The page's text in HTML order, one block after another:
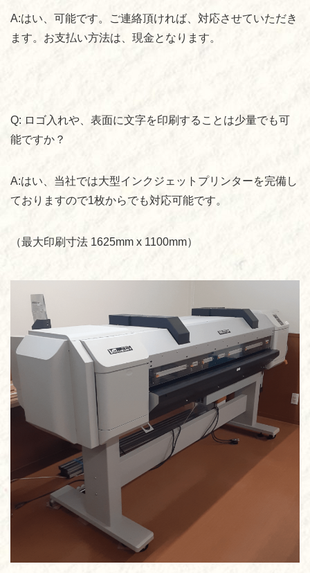
A:はい、可能です。ご連絡頂ければ、対応させていただき
ます。お支払い方法は、現金となります。
Q: ロゴ入れや、表面に文字を印刷することは少量でも可
能ですか？
A:はい、当社では大型インクジェットプリンターを完備し
ておりますので1枚からでも対応可能です。
（最大印刷寸法 1625mm x 1100mm）